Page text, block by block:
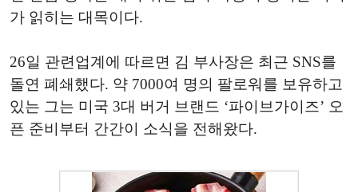
가 읽히는 대목이다.
26일 관련업계에 따르면 김 부사장은 최근 SNS를
돌연 폐쇄했다. 약 7000여 명의 팔로워를 보유하고
있는 그는 미국 3대 버거 브랜드 ‘파이브가이즈’ 오
픈 준비부터 간간이 소식을 전해왔다.